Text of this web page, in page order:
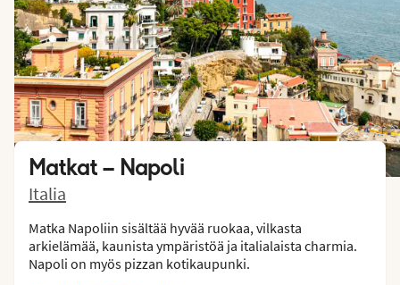
Näytä kuvia
Matkat – Napoli
Italia
Matka Napoliin sisältää hyvää ruokaa, vilkasta
arkielämää, kaunista ympäristöä ja italialaista charmia.
Napoli on myös pizzan kotikaupunki.